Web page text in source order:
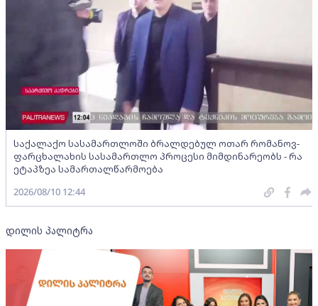
საქალაქო სასამართლოში ბრალდებულ ოთარ რომანოვ-
ფარცხალახის სასამართლო პროცესი მიმდინარეობს - რა
ეტაპზეა სამართალწარმოება
2026/08/10 12:44
დილის პალიტრა